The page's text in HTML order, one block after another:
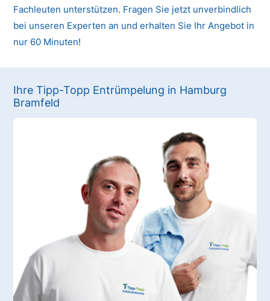
Fachleuten unterstützen. Fragen Sie jetzt unverbindlich
bei unseren Experten an und erhalten Sie Ihr Angebot in
nur 60 Minuten!
Ihre Tipp-Topp Entrümpelung in Hamburg
Bramfeld